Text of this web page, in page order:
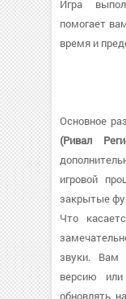
Игра
помогает
время и
Основное
(Ривал
игровой
закрытые
Что
звуки. Вам
версию
обновлять